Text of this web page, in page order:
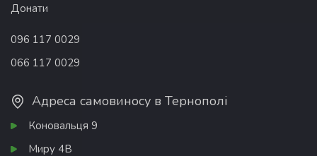
Донати
096 117 0029
066 117 0029
Адреса самовиносу в Тернополі
Коновальця 9
Миру 4В